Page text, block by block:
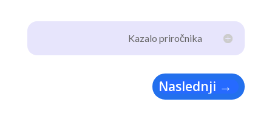
Kazalo priročnika
Naslednji →